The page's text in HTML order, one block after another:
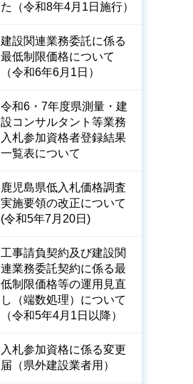
た（令和8年4月1日施行）
建設関連業務委託に係る
最低制限価格について
（令和6年6月1日）
令和6・7年度県測量・建
設コンサルタント等業務
入札参加資格者登録結果
一覧表について
鹿児島県低入札価格調査
実施要領の改正について
(令和5年7月20日)
工事請負契約及び建設関
連業務委託契約に係る最
低制限価格等の運用見直
し（端数処理）について
（令和5年4月1日以降）
入札参加資格に係る変更
届（県外建設業者用）